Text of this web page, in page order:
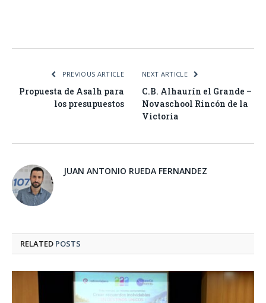
PREVIOUS ARTICLE
Propuesta de Asalh para
los presupuestos
NEXT ARTICLE
C.B. Alhaurín el Grande –
Novaschool Rincón de la
Victoria
JUAN ANTONIO RUEDA FERNANDEZ
RELATED POSTS